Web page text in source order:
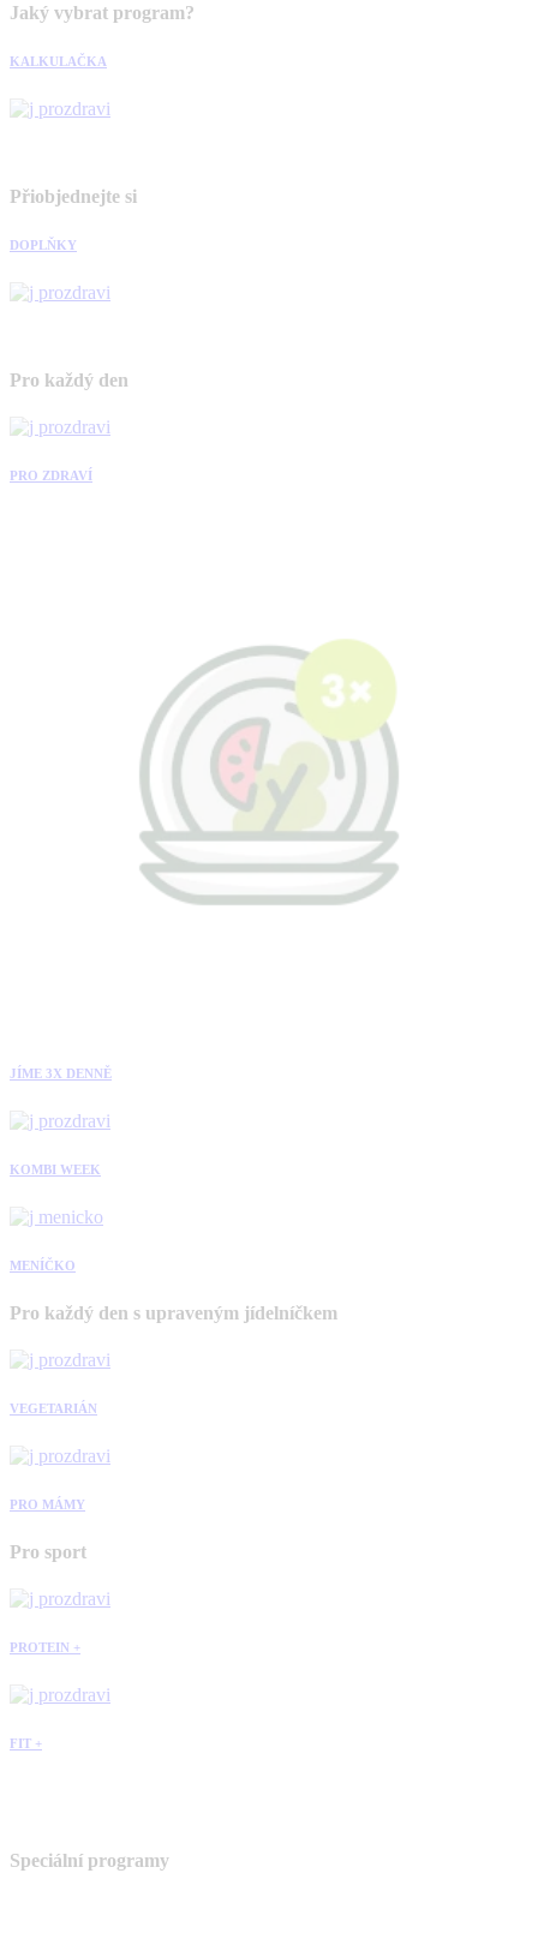
Jaký vybrat program?
KALKULAČKA
Přiobjednejte si
DOPLŇKY
Pro každý den
PRO ZDRAVÍ
JÍME 3X DENNĚ
KOMBI WEEK
MENÍČKO
Pro každý den s upraveným jídelníčkem
VEGETARIÁN
PRO MÁMY
Pro sport
PROTEIN +
FIT +
Speciální programy